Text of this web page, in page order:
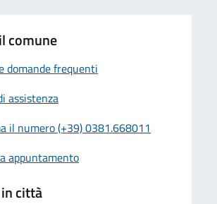
comune
domande frequenti
assistenza
il numero (+39) 0381.668011
appuntamento
città